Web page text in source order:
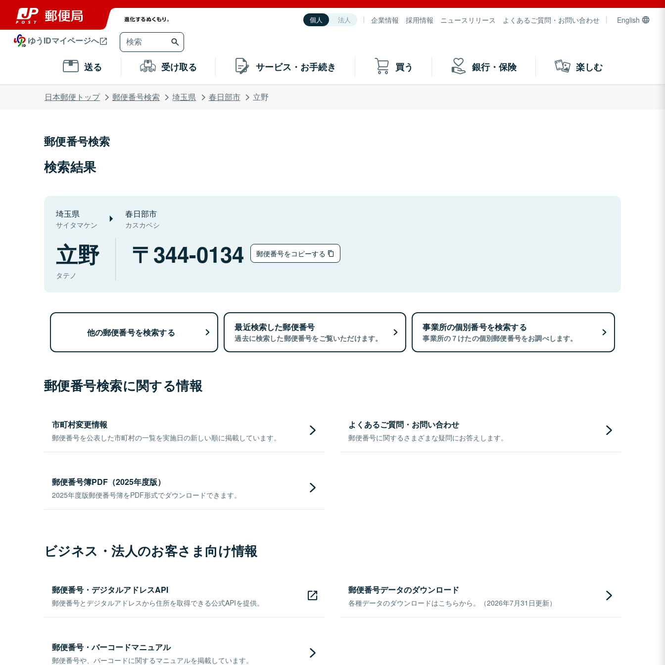
個人 法人 企業情報 採用情報 ニュースリリース よくあるご質問・お問い合わせ English
ゆうIDマイページへ
送る 受け取る サービス・お手続き 買う 銀行・保険 楽しむ
日本郵便トップ 郵便番号検索 埼玉県 春日部市 立野
郵便番号検索
検索結果
埼玉県
サイタマケン
春日部市
カスカベシ
立野
タテノ
344-0134 郵便番号をコピーする
他の郵便番号を検索する 最近検索した郵便番号
過去に検索した郵便番号をご覧いただけます。
事業所の個別番号を検索する
事業所の７けたの個別郵便番号をお調べします。
郵便番号検索に関する情報
市町村変更情報
郵便番号を公表した市町村の一覧を実施日の新しい順に掲載しています。
よくあるご質問・お問い合わせ
郵便番号に関するさまざまな疑問にお答えします。
郵便番号簿PDF（2025年度版）
2025年度版郵便番号簿をPDF形式でダウンロードできます。
ビジネス・法人のお客さま向け情報
郵便番号・デジタルアドレスAPI
郵便番号とデジタルアドレスから住所を取得できる公式APIを提供。
郵便番号データのダウンロード
各種データのダウンロードはこちらから。（2026年7月31日更新）
郵便番号・バーコードマニュアル
郵便番号や、バーコードに関するマニュアルを掲載しています。